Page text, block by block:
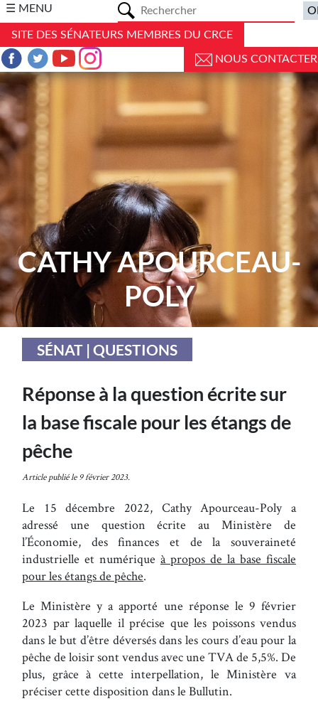
☰ MENU
SITE DES SÉNATEURS MEMBRES DU CRCE
NOUS CONTACTER
CATHY APOURCEAU-
POLY
SÉNAT | QUESTIONS
Réponse à la question écrite sur
la base fiscale pour les étangs de
pêche
Article publié le 9 février 2023.
Le 15 décembre 2022, Cathy Apourceau-Poly a
adressé une question écrite au Ministère de
l’Économie, des finances et de la souveraineté
industrielle et numérique à propos de la base fiscale
pour les étangs de pêche.
Le Ministère y a apporté une réponse le 9 février
2023 par laquelle il précise que les poissons vendus
dans le but d’être déversés dans les cours d’eau pour la
pêche de loisir sont vendus avec une TVA de 5,5%. De
plus, grâce à cette interpellation, le Ministère va
préciser cette disposition dans le Bullutin.